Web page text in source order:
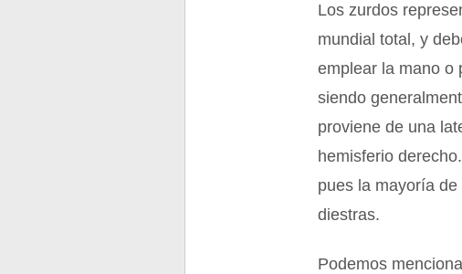
Los zurdos
mundial total, y
emplear la mano o
siendo
proviene de una
hemisferio
pues la mayoría
diestras.
Podemos